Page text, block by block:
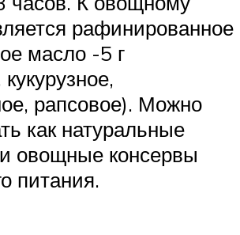
рафинированное
масло -5 г
рапсовое). Можно
как натуральные
овощные консервы
питания.